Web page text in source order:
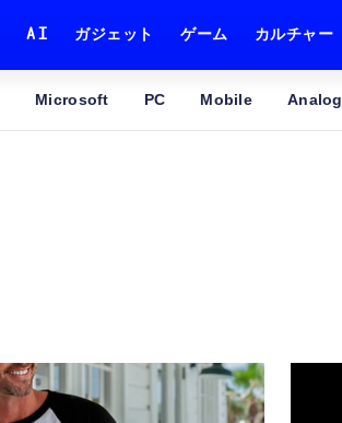
AI ガジェット ゲーム カルチャー
Microsoft PC Mobile Analog